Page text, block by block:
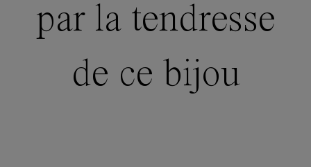
par la tendresse
de ce bijou